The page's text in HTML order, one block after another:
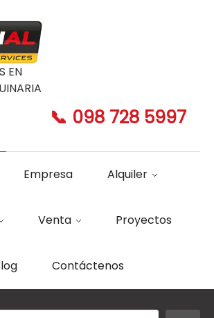
EN
📞 098 728 5997
Empresa Alquiler
Venta Proyectos
Contáctenos